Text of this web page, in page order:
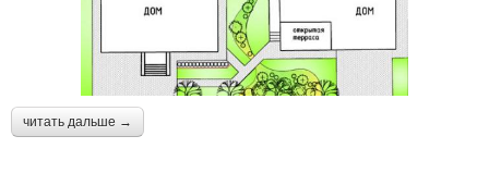
читать дальше →